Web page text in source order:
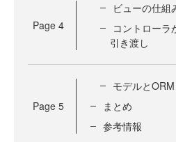
Page 4
ビューの仕組
コントローラ
引き渡し
Page 5
モデルとORM
まとめ
参考情報